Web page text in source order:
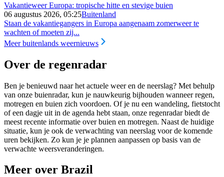
Vakantieweer Europa: tropische hitte en stevige buien
06 augustus 2026, 05:25Buitenland
Staan de vakantiegangers in Europa aangenaam zomerweer te
wachten of moeten zij...
Meer buitenlands weernieuws
Over de regenradar
Ben je benieuwd naar het actuele weer en de neerslag? Met behulp
van onze buienradar, kun je nauwkeurig bijhouden wanneer regen,
motregen en buien zich voordoen. Of je nu een wandeling, fietstocht
of een dagje uit in de agenda hebt staan, onze regenradar biedt de
meest recente informatie over buien en motregen. Naast de huidige
situatie, kun je ook de verwachting van neerslag voor de komende
uren bekijken. Zo kun je je plannen aanpassen op basis van de
verwachte weersveranderingen.
Meer over Brazil